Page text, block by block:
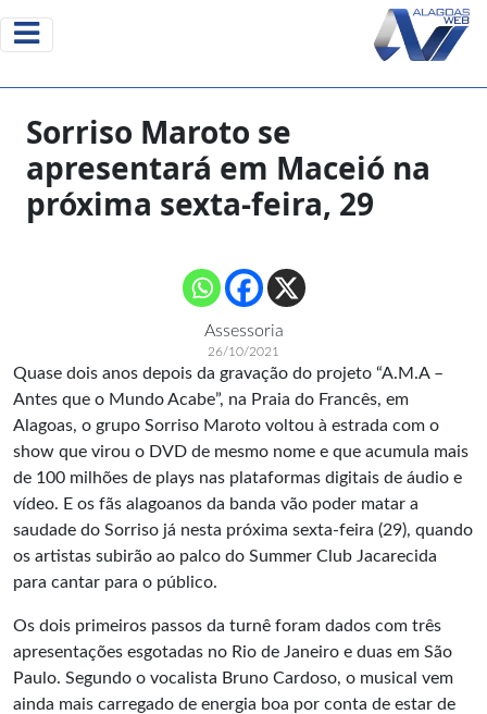
Sorriso Maroto se
apresentará em Maceió na
próxima sexta-feira, 29
Assessoria
26/10/2021
Quase dois anos depois da gravação do projeto “A.M.A –
Antes que o Mundo Acabe”, na Praia do Francês, em
Alagoas, o grupo Sorriso Maroto voltou à estrada com o
show que virou o DVD de mesmo nome e que acumula mais
de 100 milhões de plays nas plataformas digitais de áudio e
vídeo. E os fãs alagoanos da banda vão poder matar a
saudade do Sorriso já nesta próxima sexta-feira (29), quando
os artistas subirão ao palco do Summer Club Jacarecida
para cantar para o público.
Os dois primeiros passos da turnê foram dados com três
apresentações esgotadas no Rio de Janeiro e duas em São
Paulo. Segundo o vocalista Bruno Cardoso, o musical vem
ainda mais carregado de energia boa por conta de estar de